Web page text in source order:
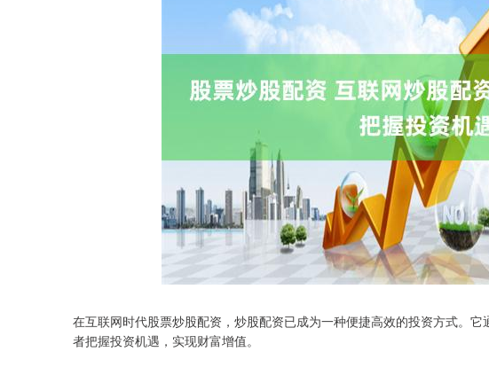
在互联网时代股票炒股配资，炒股配资已成为一种便捷高效的投资方式。
者把握投资机遇，实现财富增值。